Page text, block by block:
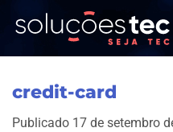
credit-card
Publicado 17 de setembro